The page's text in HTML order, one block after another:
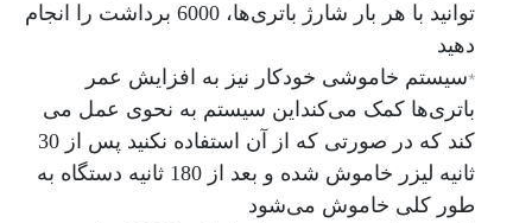
توانید با هر بار شارژ باتری‌ها، 6000 برداشت را انجام
دهید
*سیستم خاموشی خودکار نیز به افزایش عمر
باتری‌ها کمک می‌کنداین سیستم به نحوی عمل می
کند که در صورتی که از آن استفاده نکنید پس از 30
ثانیه لیزر خاموش شده و بعد از 180 ثانیه دستگاه به
طور کلی خاموش می‌شود